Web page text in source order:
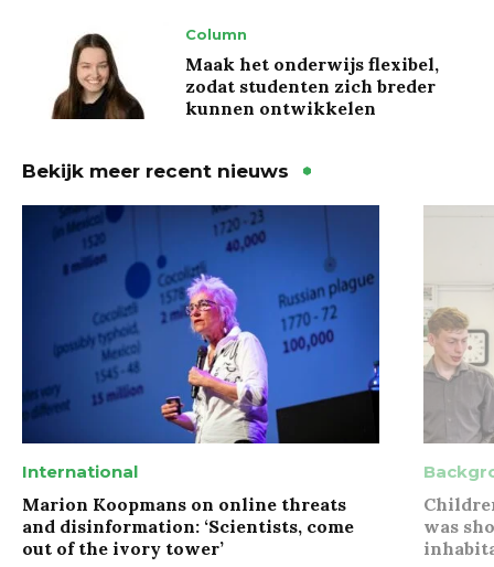
Column
Maak het onderwijs flexibel,
zodat studenten zich breder
kunnen ontwikkelen
Bekijk meer recent nieuws
International
Marion Koopmans on online threats
and disinformation: ‘Scientists, come
out of the ivory tower’
was